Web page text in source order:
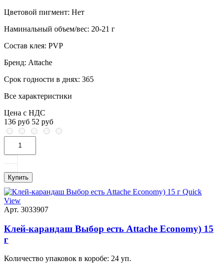
Цветовой пигмент: Нет
Наминальный объем/вес: 20-21 г
Состав клея: PVP
Бренд: Attache
Срок годности в днях: 365
Все характеристики
Цена с НДС
136 руб 52 руб
Купить
Quick
View
Арт. 3033907
Клей-карандаш Выбор есть Attache Economy) 15
г
Количество упаковок в коробе: 24 уп.